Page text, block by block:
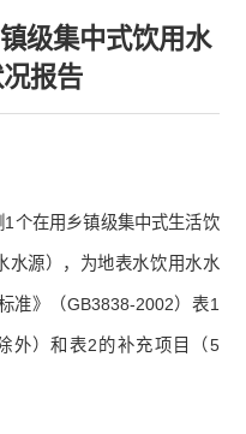
级集中式饮用水
报告
个在用乡镇级集中式生活饮
水源），为地表水饮用水水
准》（GB3838-2002）表1
外）和表2的补充项目（5